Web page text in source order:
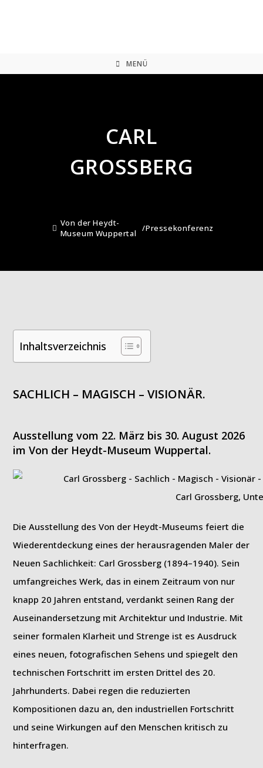
MENÜ
CARL
GROSSBERG
Von der Heydt-
Museum Wuppertal
/Pressekonferenz
Inhaltsverzeichnis
SACHLICH – MAGISCH – VISIONÄR.
Ausstellung vom 22. März bis 30. August 2026
im Von der Heydt-Museum Wuppertal.
Carl Grossberg,
Die Ausstellung des Von der Heydt-Museums feiert die
Wiederentdeckung eines der herausragenden Maler der
Neuen Sachlichkeit: Carl Grossberg (1894–1940). Sein
umfangreiches Werk, das in einem Zeitraum von nur
knapp 20 Jahren entstand, verdankt seinen Rang der
Auseinandersetzung mit Architektur und Industrie. Mit
seiner formalen Klarheit und Strenge ist es Ausdruck
eines neuen, fotografischen Sehens und spiegelt den
technischen Fortschritt im ersten Drittel des 20.
Jahrhunderts. Dabei regen die reduzierten
Kompositionen dazu an, den industriellen Fortschritt
und seine Wirkungen auf den Menschen kritisch zu
hinterfragen.